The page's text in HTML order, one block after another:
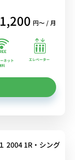
円〜 / 月
ネット
料
エレベーター
2004 1R・シング